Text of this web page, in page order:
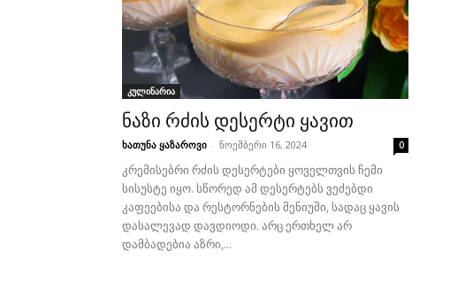
კულინარია
ნაზი რძის დესერტი ყავით
ხათუნა ყაზაროვი - ნოემბერი 16, 2024 0
კრემისებრი რძის დესერტები ყოველთვის ჩემი
სისუსტე იყო. სწორედ ამ დესერტებს ვეძებდი
კაფეებისა და რესტორნების მენიუში, სადაც ყავის
დასალევად დავდიოდი. არც ერთხელ არ
დამბადებია აზრი,...